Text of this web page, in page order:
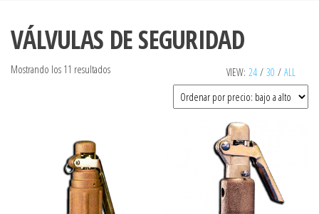
VÁLVULAS DE SEGURIDAD
VIEW: 24 / 30 / ALL
Mostrando los 11 resultadosOrdenado